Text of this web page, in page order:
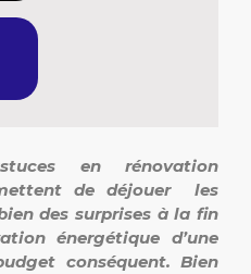
en rénovation
de déjouer les
des surprises à la fin
énergétique d’une
conséquent. Bien